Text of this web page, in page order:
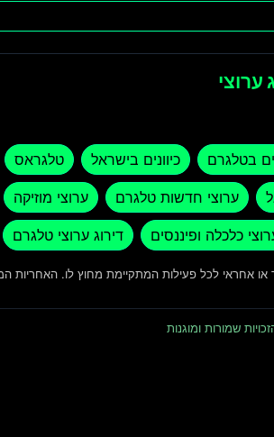
ערוצי
בטלגרם כיוונים בישראל טלגראס
ערוצי חדשות טלגרם ערוצי מוזיקה
כלכלה ופיננסים דירוג ערוצי טלגרם
או אחראי לכל פעילות המתקיימת מחוץ לו.